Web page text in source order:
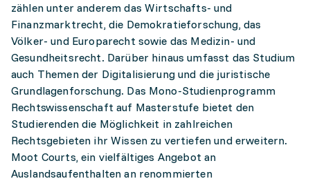
zählen unter anderem das Wirtschafts- und
Finanzmarktrecht, die Demokratieforschung, das
Völker- und Europarecht sowie das Medizin- und
Gesundheitsrecht. Darüber hinaus umfasst das Studium
auch Themen der Digitalisierung und die juristische
Grundlagenforschung. Das Mono-Studienprogramm
Rechtswissenschaft auf Masterstufe bietet den
Studierenden die Möglichkeit in zahlreichen
Rechtsgebieten ihr Wissen zu vertiefen und erweitern.
Moot Courts, ein vielfältiges Angebot an
Auslandsaufenthalten an renommierten